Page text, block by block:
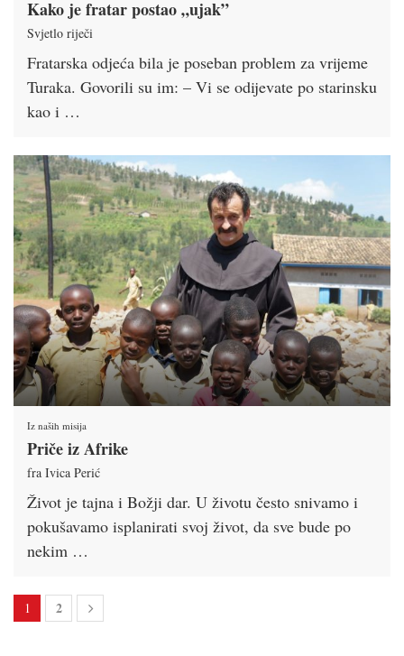
Kako je fratar postao „ujak”
Svjetlo riječi
Fratarska odjeća bila je poseban problem za vrijeme
Turaka. Govorili su im: – Vi se odijevate po starinsku
kao i …
Iz naših misija
Priče iz Afrike
fra Ivica Perić
Život je tajna i Božji dar. U životu često snivamo i
pokušavamo isplanirati svoj život, da sve bude po
nekim …
1 2